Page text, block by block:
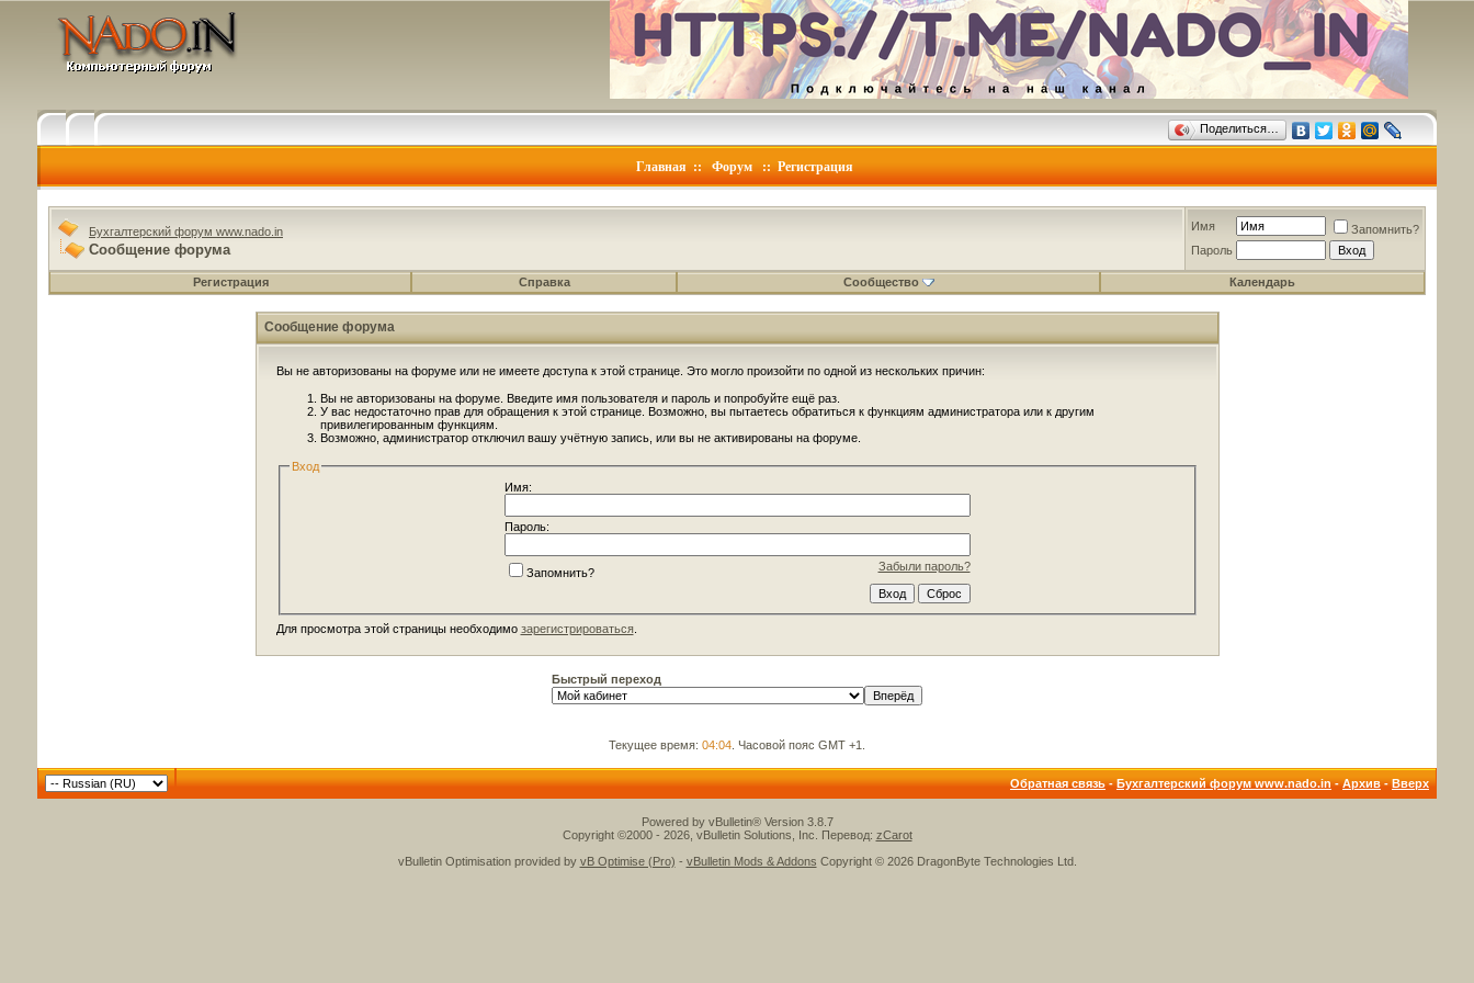
Поделиться…
Главная :: Форум:: Регистрация
Бухгалтерский форум www.nado.in
Сообщение форума
Имя
Запомнить?
Пароль
Регистрация Справка Сообщество Календарь
Сообщение форума
Вы не авторизованы на форуме или не имеете доступа к этой странице. Это могло произойти по одной из нескольких причин:
Вы не авторизованы на форуме. Введите имя пользователя и пароль и попробуйте ещё раз.
У вас недостаточно прав для обращения к этой странице. Возможно, вы пытаетесь обратиться к функциям администратора или к другим
привилегированным функциям.
Возможно, администратор отключил вашу учётную запись, или вы не активированы на форуме.
Вход
Имя:
Пароль:
Забыли пароль?
Запомнить?
Для просмотра этой страницы необходимо зарегистрироваться.
Быстрый переход
Текущее время: 04:04 . Часовой пояс GMT +1.
Обратная связь-Бухгалтерский форум www.nado.in-Архив-Вверх
Powered by vBulletin® Version 3.8.7
Copyright ©2000 - 2026, vBulletin Solutions, Inc. Перевод: zCarot
vBulletin Optimisation provided by vB Optimise (Pro) - vBulletin Mods & Addons Copyright © 2026 DragonByte Technologies Ltd.